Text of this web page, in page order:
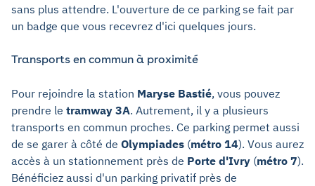
sans plus attendre. L'ouverture de ce parking se fait par
un badge que vous recevrez d'ici quelques jours.
Transports en commun à proximité
Pour rejoindre la station Maryse Bastié, vous pouvez
prendre le tramway 3A. Autrement, il y a plusieurs
transports en commun proches. Ce parking permet aussi
de se garer à côté de Olympiades (métro 14). Vous aurez
accès à un stationnement près de Porte d'Ivry (métro 7).
Bénéficiez aussi d'un parking privatif près de